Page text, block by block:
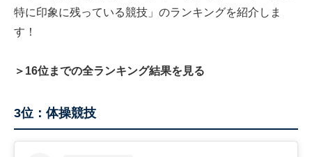
特に印象に残っている競技」のランキングを紹介しま
す！
＞16位までの全ランキング結果を見る
3位：体操競技